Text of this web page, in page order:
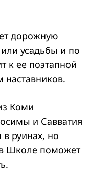
дорожную
усадьбы и по
к ее поэтапной
наставников.
Коми
и Савватия
руинах, но
в Школе поможет